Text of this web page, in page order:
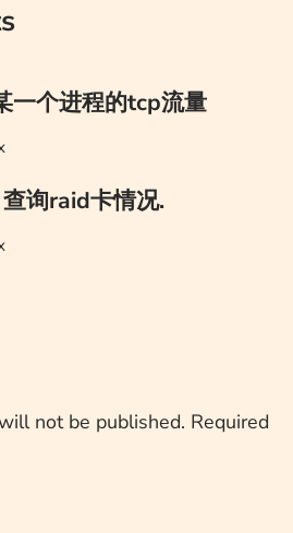
一个进程的tcp流量
询raid卡情况.
not be published. Required